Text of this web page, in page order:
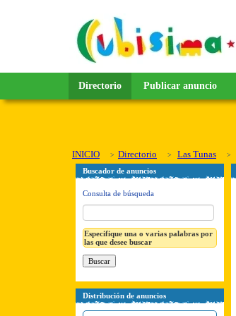
Directorio Publicar anuncio
INICIO Directorio Las Tunas
Buscador de anuncios
Consulta de búsqueda
Especifique una o varias palabras por
las que desee buscar
Distribución de anuncios